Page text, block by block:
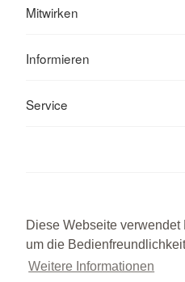
Diese Webseite verwendet
um die
Weitere Informationen
Mitwirken
Informieren
Service
Adressen Kontakt Sitemap